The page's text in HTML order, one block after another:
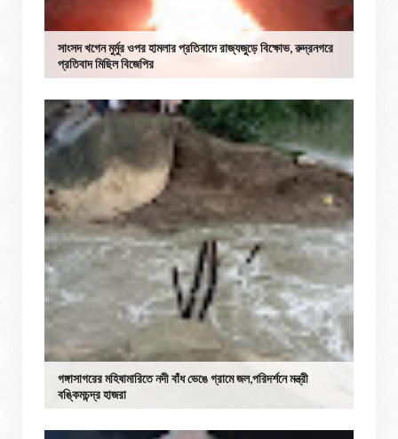
সাংসদ খগেন মুর্মুর ওপর হামলার প্রতিবাদে রাজ্যজুড়ে বিক্ষোভ, রুদ্রনগরে
প্রতিবাদ মিছিল বিজেপির
গঙ্গাসাগরের মহিষামারিতে নদী বাঁধ ভেঙে গ্রামে জল,পরিদর্শনে মন্ত্রী
বঙ্কিমচন্দ্র হাজরা